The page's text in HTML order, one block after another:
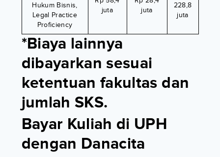
Hukum Bisnis,
Legal Practice
Proficiency
juta
juta
228,8
juta
*Biaya lainnya
dibayarkan sesuai
ketentuan fakultas dan
jumlah SKS.
Bayar Kuliah di UPH
dengan Danacita